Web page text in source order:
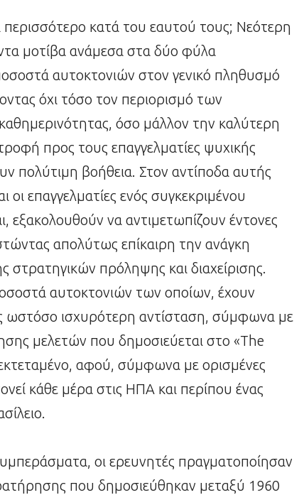
περισσότερο κατά του εαυτού τους; Νεότερη
μοτίβα ανάμεσα στα δύο φύλα
αυτοκτονιών στον γενικό πληθυσμό
όχι τόσο τον περιορισμό των
όσο μάλλον την καλύτερη
προς τους επαγγελματίες ψυχικής
πολύτιμη βοήθεια. Στον αντίποδα αυτής
οι επαγγελματίες ενός συγκεκριμένου
εξακολουθούν να αντιμετωπίζουν έντονες
απολύτως επίκαιρη την ανάγκη
στρατηγικών πρόληψης και διαχείρισης.
αυτοκτονιών των οποίων, έχουν
ωστόσο ισχυρότερη αντίσταση, σύμφωνα με
μελετών που δημοσιεύεται στο «The
αφού, σύμφωνα με ορισμένες
κάθε μέρα στις ΗΠΑ και περίπου ένας
οι ερευνητές πραγματοποίησαν
που δημοσιεύθηκαν μεταξύ 1960